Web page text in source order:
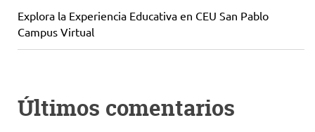
Explora la Experiencia Educativa en CEU San Pablo
Campus Virtual
Últimos comentarios